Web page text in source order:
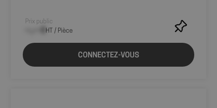
Prix public
HT / Pièce
CONNECTEZ-VOUS